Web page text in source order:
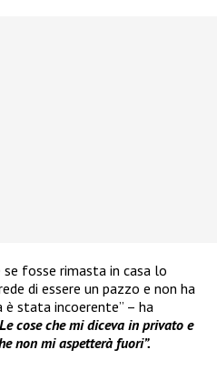
fosse rimasta in casa lo
di essere un pazzo e non ha
è stata incoerente” – ha
cose che mi diceva in privato e
non mi aspetterà fuori”.